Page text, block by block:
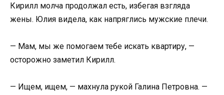
Кирилл молча продолжал есть, избегая взгляда
жены. Юлия видела, как напряглись мужские плечи.
— Мам, мы же помогаем тебе искать квартиру, —
осторожно заметил Кирилл.
— Ищем, ищем, — махнула рукой Галина Петровна. —